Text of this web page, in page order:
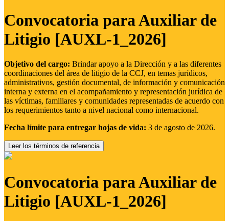
Convocatoria para Auxiliar de
Litigio [AUXL-1_2026]
Objetivo del cargo: Brindar apoyo a la Dirección y a las diferentes
coordinaciones del área de litigio de la CCJ, en temas jurídicos,
administrativos, gestión documental, de información y comunicación
interna y externa en el acompañamiento y representación jurídica de
las víctimas, familiares y comunidades representadas de acuerdo con
los requerimientos tanto a nivel nacional como internacional.
Fecha límite para entregar hojas de vida: 3 de agosto de 2026.
Leer los términos de referencia
Convocatoria para Auxiliar de
Litigio [AUXL-1_2026]